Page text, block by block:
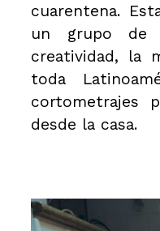
cuarentena.
un grupo de
creatividad, la
toda
cortometrajes
desde la casa.